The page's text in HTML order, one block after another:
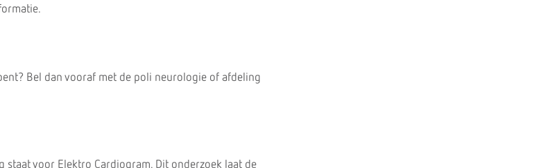
Bel dan vooraf met de poli neurologie of afdeling
staat voor Elektro Cardiogram. Dit onderzoek laat de